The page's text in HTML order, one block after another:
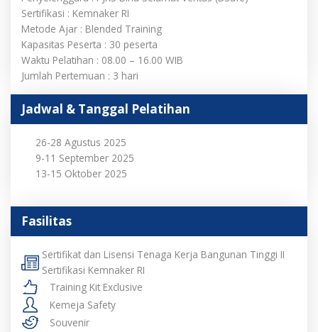
Sertifikasi : Kemnaker RI
Metode Ajar : Blended Training
Kapasitas Peserta : 30 peserta
Waktu Pelatihan : 08.00 – 16.00 WIB
Jumlah Pertemuan : 3 hari
Jadwal & Tanggal Pelatihan
26-28 Agustus 2025
9-11 September 2025
13-15 Oktober 2025
Fasilitas
Sertifikat dan Lisensi Tenaga Kerja Bangunan Tinggi II
Sertifikasi Kemnaker RI
Training Kit Exclusive
Kemeja Safety
Souvenir